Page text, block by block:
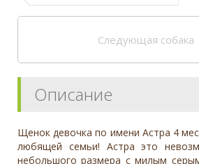
Следующая собака
Описание
Щенок девочка по имени Астра 4
любящей семьи! Астра это
небольшого размера с милым